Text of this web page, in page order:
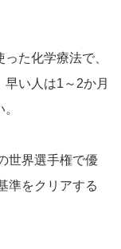
た化学療法で、
い人は1～2か月
世界選手権で優
準をクリアする